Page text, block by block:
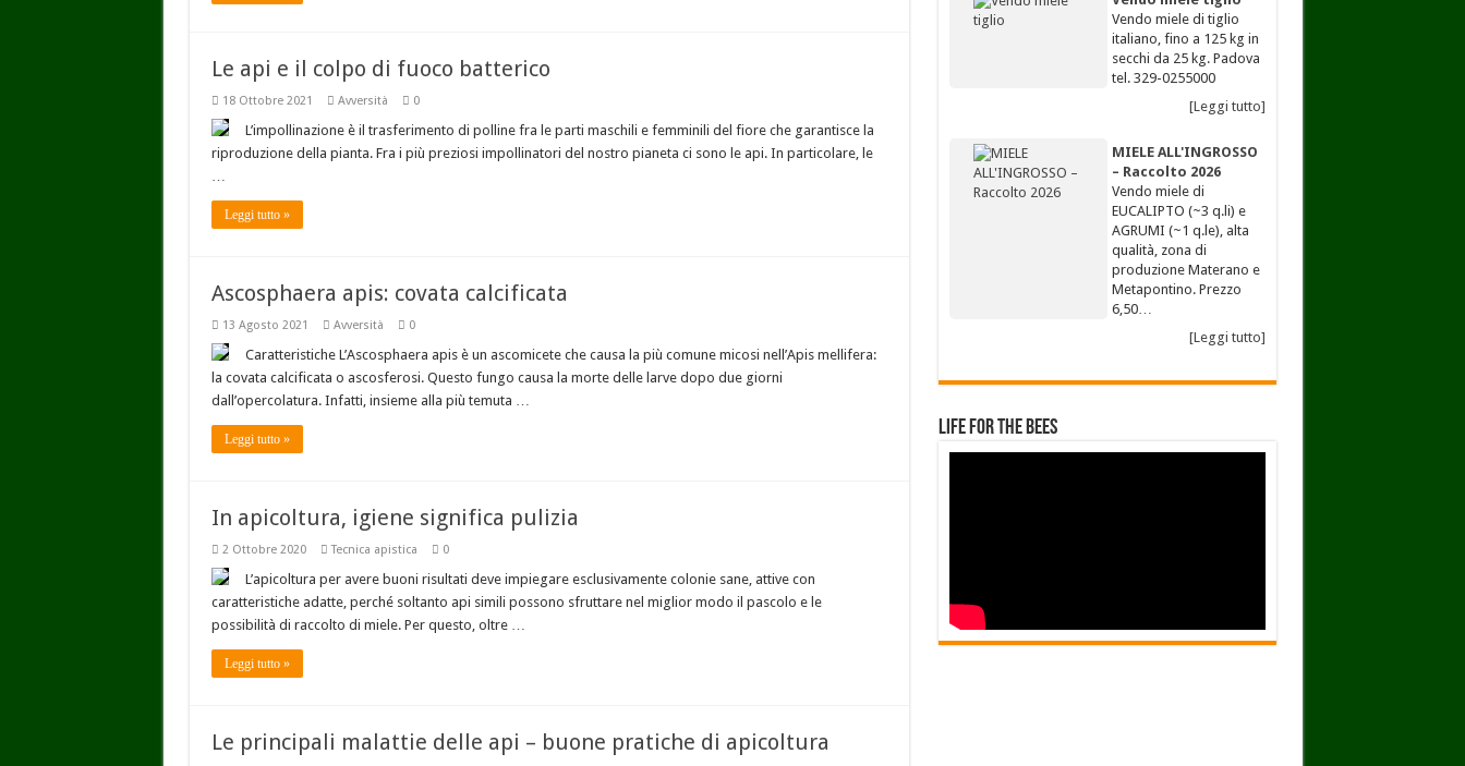
Le api e il colpo di fuoco batterico
18 Ottobre 2021 Avversità 0
L’impollinazione è il trasferimento di polline fra le parti maschili e femminili del fiore che garantisce la
riproduzione della pianta. Fra i più preziosi impollinatori del nostro pianeta ci sono le api. In particolare, le
…
Leggi tutto »
Ascosphaera apis: covata calcificata
13 Agosto 2021 Avversità 0
Caratteristiche L’Ascosphaera apis è un ascomicete che causa la più comune micosi nell’Apis mellifera:
la covata calcificata o ascosferosi. Questo fungo causa la morte delle larve dopo due giorni
dall’opercolatura. Infatti, insieme alla più temuta …
Leggi tutto »
In apicoltura, igiene significa pulizia
2 Ottobre 2020 Tecnica apistica 0
L’apicoltura per avere buoni risultati deve impiegare esclusivamente colonie sane, attive con
caratteristiche adatte, perché soltanto api simili possono sfruttare nel miglior modo il pascolo e le
possibilità di raccolto di miele. Per questo, oltre …
Leggi tutto »
Le principali malattie delle api – buone pratiche di apicoltura
Vendo miele di tiglio
italiano, fino a 125 kg in
secchi da 25 kg. Padova
tel. 329-0255000
[Leggi tutto]
MIELE ALL'INGROSSO
– Raccolto 2026
Vendo miele di
EUCALIPTO (~3 q.li) e
AGRUMI (~1 q.le), alta
qualità, zona di
produzione Materano e
Metapontino. Prezzo
6,50…
[Leggi tutto]
Life for the Bees